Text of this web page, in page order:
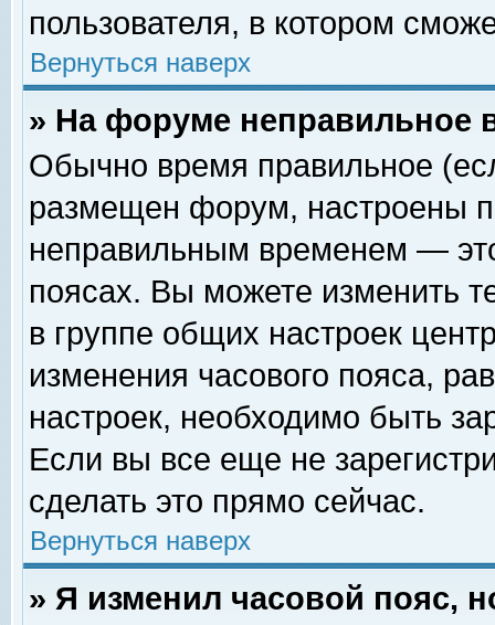
пользователя, в котором
Вернуться наверх
» На форуме неправильное
Обычно время правильное
размещен форум, настроены
неправильным временем —
поясах. Вы можете изменить
в группе общих настроек
изменения часового пояса,
настроек, необходимо быть
Если вы все еще не
сделать это прямо сейчас.
Вернуться наверх
» Я изменил часовой пояс,